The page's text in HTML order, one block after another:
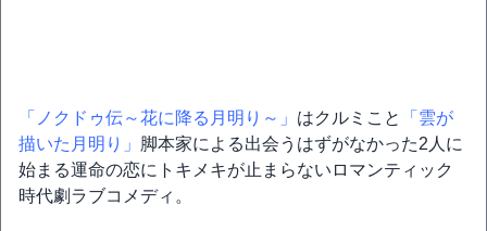
「ノクドゥ伝～花に降る月明り～」 はクルミこと
「雲が
描いた月明り」
脚本家による出会うはずがなかった2人に
始まる運命の恋にトキメキが止まらないロマンティック
時代劇ラブコメディ。